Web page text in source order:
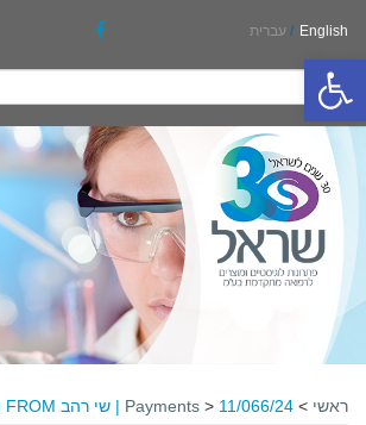
פתח סרגל נגישות
English
/ עברית
ראשי >
Payments > 11/066/24 | שי רהב FROM מדי פישר הנדסה